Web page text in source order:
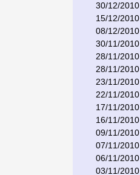
30/12/2010
15/12/2010
08/12/2010
30/11/2010
28/11/2010
28/11/2010
23/11/2010
22/11/2010
17/11/2010
16/11/2010
09/11/2010
07/11/2010
06/11/2010
03/11/2010